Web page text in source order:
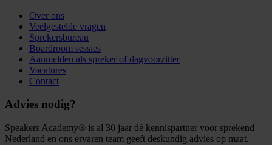
Over ons
Veelgestelde vragen
Sprekersbureau
Boardroom sessies
Aanmelden als spreker of dagvoorzitter
Vacatures
Contact
Advies nodig?
Speakers Academy® is al 30 jaar dé kennispartner voor sprekend
Nederland en ons ervaren team geeft deskundig advies op maat.